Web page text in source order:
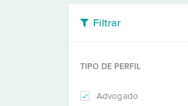
Filtrar
TIPO DE PERFIL
Advogado